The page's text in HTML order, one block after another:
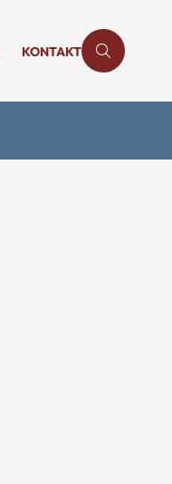
KONTAKT